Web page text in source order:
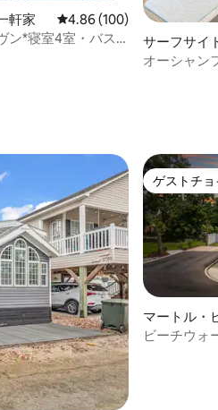
均評価
軒家 レビュー100件、5つ星中
4.86 (100)
ン*寝室4室・バス
サーフサイ
家
オーシャン
平均評価
ゲストチョ
ゲストチョ
マートル・
ビーチウォ